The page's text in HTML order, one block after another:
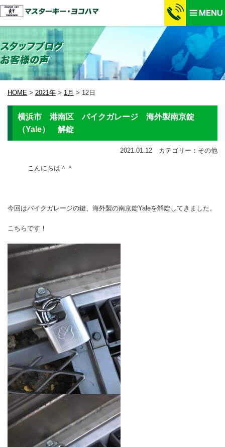
HOME > 2021年 > 1月 > 12日
横浜市 港南区 バイクガレージ 海外製南京錠
（Yale） 解錠
2021.01.12 カテゴリー：その他
こんにちは＾＾
今回はバイクガレージの鍵、海外製の南京錠Yaleを解錠してきました。
こちらです！